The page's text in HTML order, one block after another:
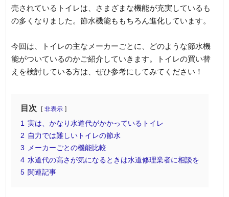
売されているトイレは、さまざまな機能が充実しているも
の多くなりました。節水機能ももちろん進化しています。
今回は、トイレの主なメーカーごとに、どのような節水機
能がついているのかご紹介していきます。トイレの買い替
えを検討している方は、ぜひ参考にしてみてください！
目次 非表示
1
実は、かなり水道代がかかっているトイレ
2 自力では難しいトイレの節水
3
メーカーごとの機能比較
4 水道代の高さが気になるときは水道修理業者に相談を
5 関連記事